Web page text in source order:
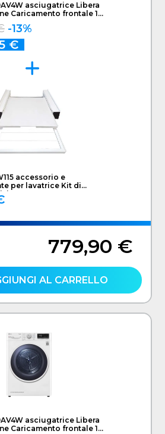
asciugatrice Libera
Caricamento frontale 10
-13%
€
accessorio e
per lavatrice Kit di
779,90 €
AL CARRELLO
asciugatrice Libera
Caricamento frontale 10